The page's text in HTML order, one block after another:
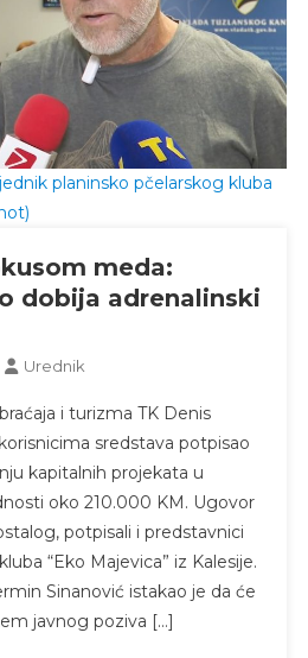
planinsko pčelarskog kluba
meda:
dobija adrenalinski
Urednik
i turizma TK Denis
sredstava potpisao
kapitalnih projekata u
oko 210.000 KM. Ugovor
potpisali i predstavnici
“Eko Majevica” iz Kalesije.
Sinanović istakao je da će
javnog poziva […]